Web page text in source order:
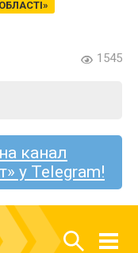
1545
канал
у Telegram!